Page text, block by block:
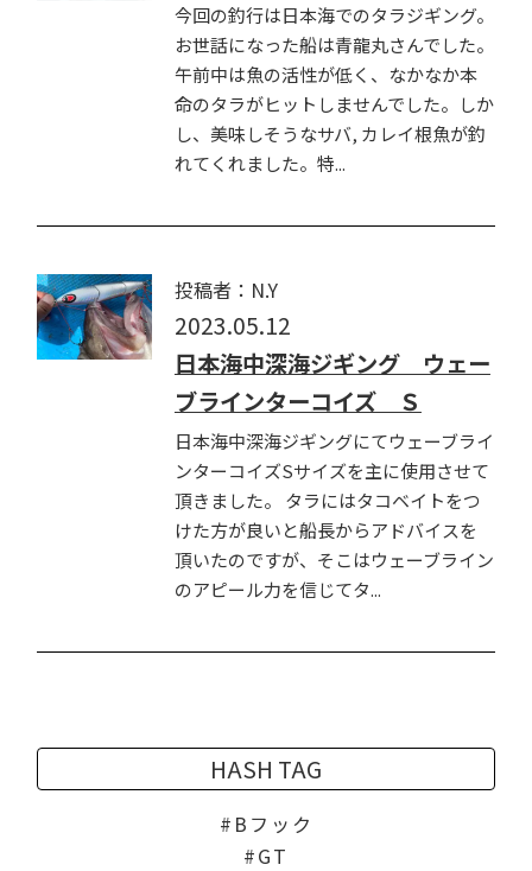
今回の釣行は日本海でのタラジギング。
お世話になった船は青龍丸さんでした。
午前中は魚の活性が低く、なかなか本
命のタラがヒットしませんでした。しか
し、美味しそうなサバ, カレイ根魚が釣
れてくれました。特...
投稿者：N.Y
2023.05.12
日本海中深海ジギング ウェー
ブラインターコイズ Ｓ
日本海中深海ジギングにてウェーブライ
ンターコイズSサイズを主に使用させて
頂きました。 タラにはタコベイトをつ
けた方が良いと船長からアドバイスを
頂いたのですが、そこはウェーブライン
のアピール力を信じてタ...
HASH TAG
Bフック
GT